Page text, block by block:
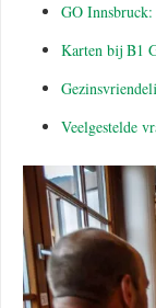
GO Innsbruck:
Karten bij B1
Veelgestelde